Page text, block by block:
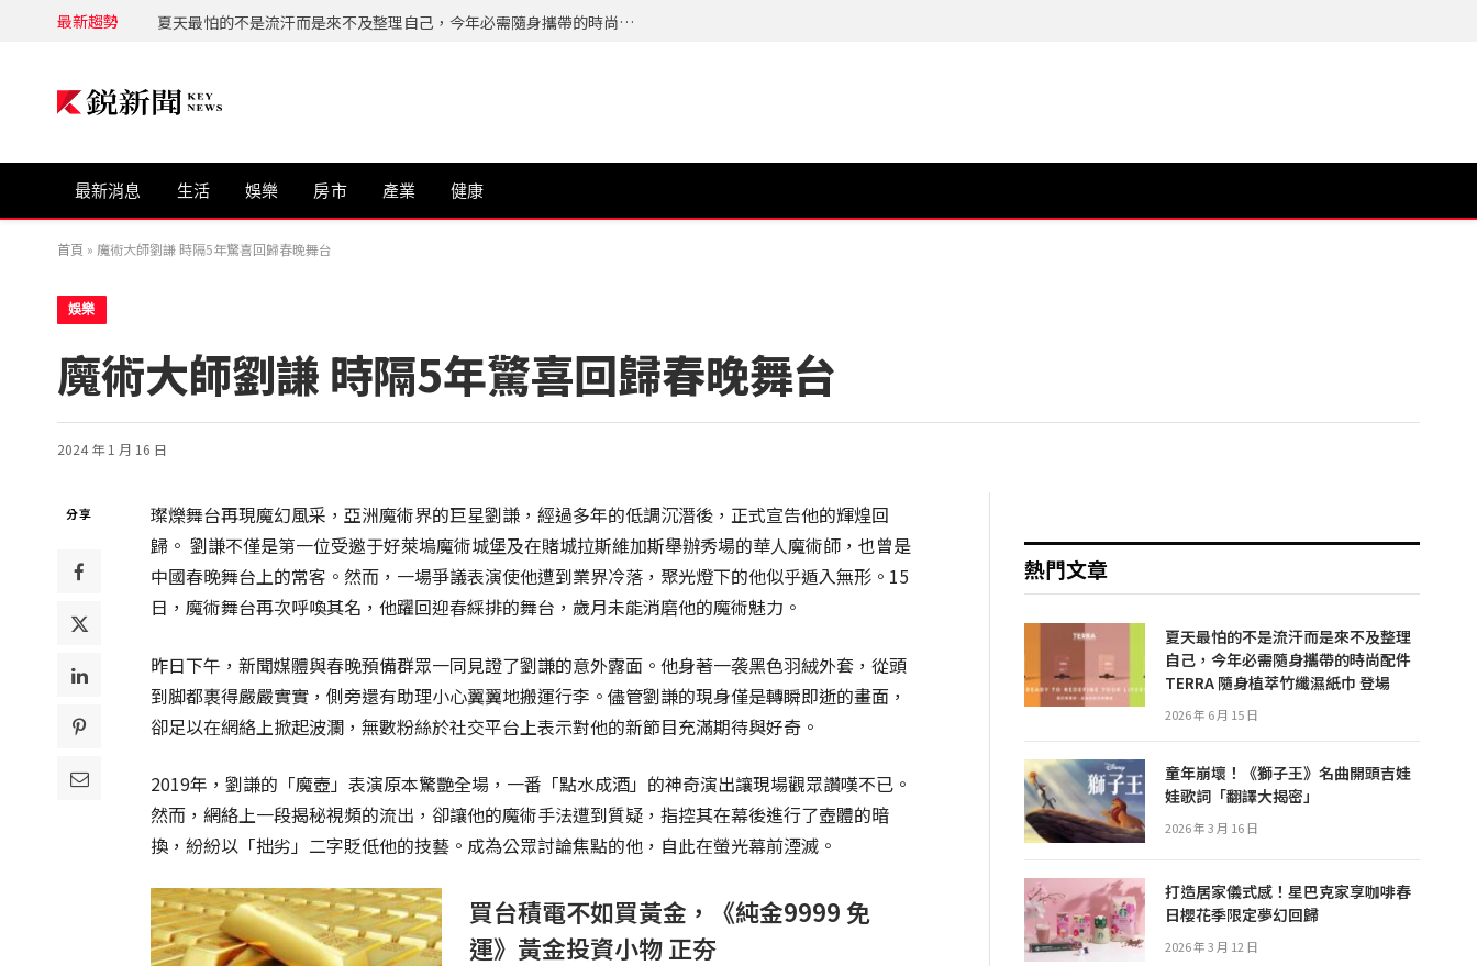
最新趨勢 夏天最怕的不是流汗而是來不及整理自己，今年必需隨身攜帶的時尚配件 TERRA 隨身植萃竹纖濕紙巾 登場
最新消息 生活 娛樂 房市 產業 健康
首頁 » 魔術大師劉謙 時隔5年驚喜回歸春晚舞台
娛樂
魔術大師劉謙 時隔5年驚喜回歸春晚舞台
2024 年 1 月 16 日
分享
璨爍舞台再現魔幻風采，亞洲魔術界的巨星劉謙，經過多年的低調沉潛後，正式宣告他的輝煌回
歸。 劉謙不僅是第一位受邀于好萊塢魔術城堡及在賭城拉斯維加斯舉辦秀場的華人魔術師，也曾是
中國春晚舞台上的常客。然而，一場爭議表演使他遭到業界冷落，聚光燈下的他似乎遁入無形。15
日，魔術舞台再次呼喚其名，他躍回迎春綵排的舞台，歲月未能消磨他的魔術魅力。
昨日下午，新聞媒體與春晚預備群眾一同見證了劉謙的意外露面。他身著一袭黑色羽絨外套，從頭
到脚都裹得嚴嚴實實，側旁還有助理小心翼翼地搬運行李。儘管劉謙的現身僅是轉瞬即逝的畫面，
卻足以在網絡上掀起波瀾，無數粉絲於社交平台上表示對他的新節目充滿期待與好奇。
2019年，劉謙的「魔壺」表演原本驚艷全場，一番「點水成酒」的神奇演出讓現場觀眾讚嘆不已。
然而，網絡上一段揭秘視頻的流出，卻讓他的魔術手法遭到質疑，指控其在幕後進行了壺體的暗
換，紛紛以「拙劣」二字貶低他的技藝。成為公眾討論焦點的他，自此在螢光幕前湮滅。
買台積電不如買黃金，《純金9999 免
運》黃金投資小物 正夯
熱門文章
夏天最怕的不是流汗而是來不及整理
自己，今年必需隨身攜帶的時尚配件
TERRA 隨身植萃竹纖濕紙巾 登場
2026 年 6 月 15 日
童年崩壞！《獅子王》名曲開頭吉娃
娃歌詞「翻譯大揭密」
2026 年 3 月 16 日
打造居家儀式感！星巴克家享咖啡春
日櫻花季限定夢幻回歸
2026 年 3 月 12 日